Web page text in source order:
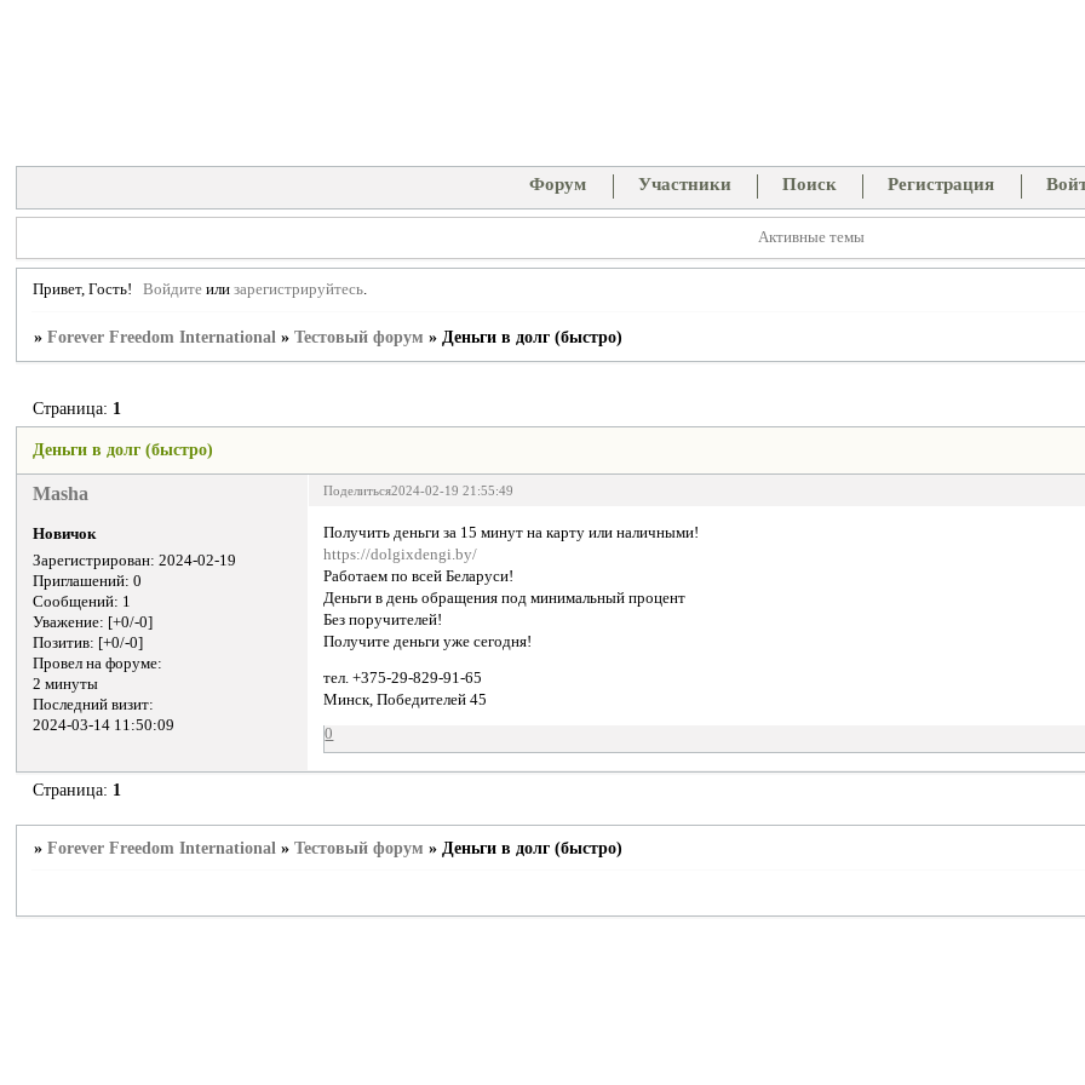
Форум Участники Поиск Регистрация
Активные темы
Привет, Гость! Войдите илизарегистрируйтесь
»Forever Freedom International »Тестовый форум »Деньги в долг (быстро)
Деньги в долг (быстро)
Страница: 1
Поделиться2024-02-19 21:55:49
Masha
Новичок
Зарегистрирован: 2024-02-19
Приглашений: 0
Сообщений: 1
Уважение: [+0/-0]
Позитив: [+0/-0]
Провел на форуме:
2 минуты
Последний визит:
2024-03-14 11:50:09
Получить деньги за 15 минут на карту или наличными!
https://dolgixdengi.by/
Работаем по всей Беларуси!
Деньги в день обращения под минимальный процент
Без поручителей!
Получите деньги уже сегодня!
тел. +375-29-829-91-65
Минск, Победителей 45
0
Страница: 1
»Forever Freedom International »Тестовый форум »Деньги в долг (быстро)